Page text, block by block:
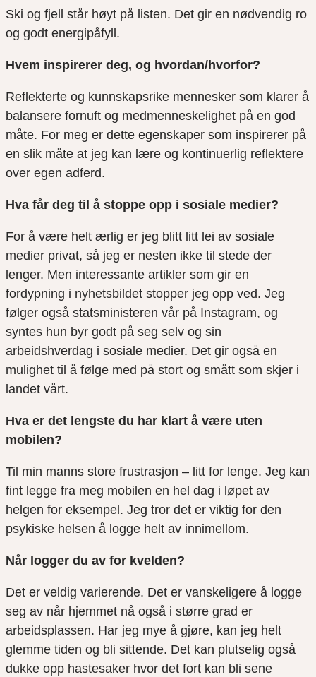
Ski og fjell står høyt på listen. Det gir en nødvendig ro
og godt energipåfyll .
Hvem inspirerer deg, og hvordan/hvorfor?
Reflekterte og kunnskapsrike mennesker som klarer å
balansere fornuft og medmenneskelighet på en god
måte. For meg er dette egenskaper som inspirerer på
en slik måte at jeg kan lære og kontinuerlig reflektere
over egen adferd.
Hva får deg til å stoppe opp i sosiale medier?
For å være helt ærlig er jeg blitt litt lei av sosiale
medier privat, så jeg er nesten ikke til stede der
lenger. Men interessante artikler som gir en
fordypning i nyhetsbildet stopper jeg opp ved. Jeg
følger også statsministeren vår på Instagram, og
syntes hun byr godt på seg selv og sin
arbeidshverdag i sosiale medier. Det gir også en
mulighet til å følge med på stort og smått som skjer i
landet vårt.
Hva er det lengste du har klart å være uten
mobilen?
Til min manns store frustrasjon – litt for lenge. Jeg kan
fint legge fra meg mobilen en hel dag i løpet av
helgen for eksempel. Jeg tror det er viktig for den
psykiske helsen å logge helt av innimellom.
Når logger du av for kvelden?
Det er veldig varierende. Det er vanskeligere å logge
seg av når hjemmet nå også i større grad er
arbeidsplassen. Har jeg mye å gjøre, kan jeg helt
glemme tiden og bli sittende. Det kan plutselig også
dukke opp hastesaker hvor det fort kan bli sene